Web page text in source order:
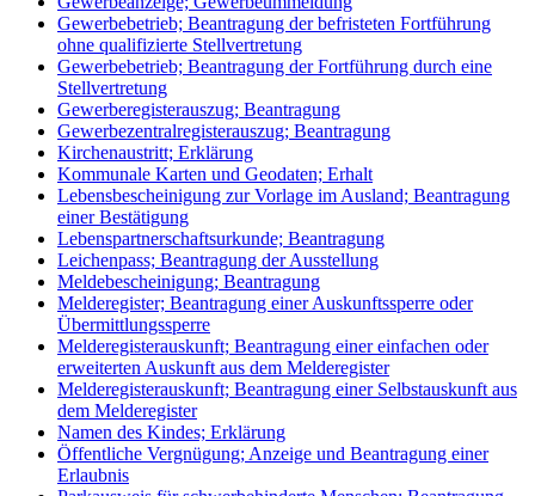
Gewerbebetrieb; Beantragung der befristeten Fortführung
ohne qualifizierte Stellvertretung
Gewerbebetrieb; Beantragung der Fortführung durch eine
Stellvertretung
Gewerberegisterauszug; Beantragung
Gewerbezentralregisterauszug; Beantragung
Kirchenaustritt; Erklärung
Kommunale Karten und Geodaten; Erhalt
Lebensbescheinigung zur Vorlage im Ausland; Beantragung
einer Bestätigung
Lebenspartnerschaftsurkunde; Beantragung
Leichenpass; Beantragung der Ausstellung
Meldebescheinigung; Beantragung
Melderegister; Beantragung einer Auskunftssperre oder
Übermittlungssperre
Melderegisterauskunft; Beantragung einer einfachen oder
erweiterten Auskunft aus dem Melderegister
Melderegisterauskunft; Beantragung einer Selbstauskunft aus
dem Melderegister
Namen des Kindes; Erklärung
Öffentliche Vergnügung; Anzeige und Beantragung einer
Erlaubnis